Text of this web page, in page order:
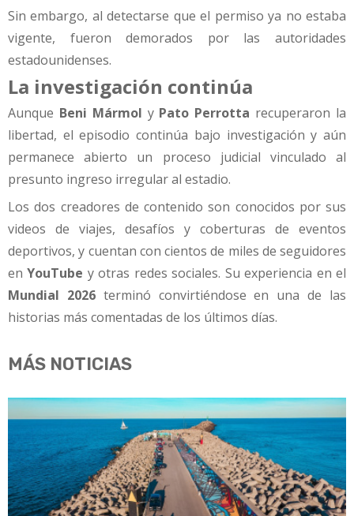
Sin embargo, al detectarse que el permiso ya no estaba
vigente, fueron demorados por las autoridades
estadounidenses.
La investigación continúa
Aunque Beni Mármol y Pato Perrotta recuperaron la
libertad, el episodio continúa bajo investigación y aún
permanece abierto un proceso judicial vinculado al
presunto ingreso irregular al estadio.
Los dos creadores de contenido son conocidos por sus
videos de viajes, desafíos y coberturas de eventos
deportivos, y cuentan con cientos de miles de seguidores
enYouTube y otras redes sociales. Su experiencia en el
Mundial 2026terminó convirtiéndose en una de las
historias más comentadas de los últimos días.
MÁS NOTICIAS